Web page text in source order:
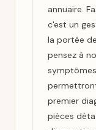
annuaire.
c'est un
la portée
pensez à
premier
pièces